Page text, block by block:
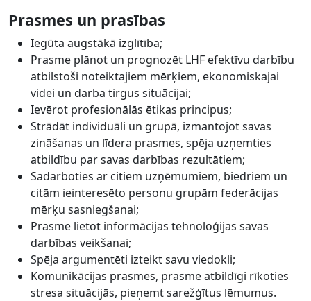
Prasmes un prasības
Iegūta augstākā izglītība;
Prasme plānot un prognozēt LHF efektīvu darbību
atbilstoši noteiktajiem mērķiem, ekonomiskajai
videi un darba tirgus situācijai;
Ievērot profesionālās ētikas principus;
Strādāt individuāli un grupā, izmantojot savas
zināšanas un līdera prasmes, spēja uzņemties
atbildību par savas darbības rezultātiem;
Sadarboties ar citiem uzņēmumiem, biedriem un
citām ieinteresēto personu grupām federācijas
mērķu sasniegšanai;
Prasme lietot informācijas tehnoloģijas savas
darbības veikšanai;
Spēja argumentēti izteikt savu viedokli;
Komunikācijas prasmes, prasme atbildīgi rīkoties
stresa situācijās, pieņemt sarežģītus lēmumus.